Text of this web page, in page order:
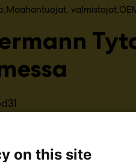
Maahantuojat, valmistajat​
on johtavia
toimittajia.
Lisäksi
on this site